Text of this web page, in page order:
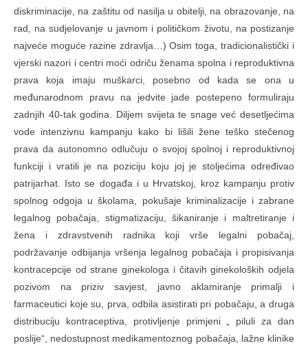
diskriminacije, na zaštitu od nasilja u obitelji, na obrazovanje, na
rad, na sudjelovanje u javnom i političkom životu, na postizanje
najveće moguće razine zdravlja…) Osim toga, tradicionalistički i
vjerski nazori i centri moći odriču ženama spolna i reproduktivna
prava koja imaju muškarci, posebno od kada se ona u
međunarodnom pravu na jedvite jade postepeno formuliraju
zadnjih 40-tak godina. Diljem svijeta te snage već desetljećima
vode intenzivnu kampanju kako bi lišili žene teško stečenog
prava da autonomno odlučuju o svojoj spolnoj i reproduktivnoj
funkciji i vratili je na poziciju koju joj je stoljećima određivao
patrijarhat. Isto se događa i u Hrvatskoj, kroz kampanju protiv
spolnog odgoja u školama, pokušaje kriminalizacije i zabrane
legalnog pobačaja, stigmatizaciju, šikaniranje i maltretiranje i
žena i zdravstvenih radnika koji vrše legalni pobačaj,
podržavanje odbijanja vršenja legalnog pobačaja i propisivanja
kontracepcije od strane ginekologa i čitavih ginekoloških odjela
pozivom na priziv savjest, javno aklamiranje primalji i
farmaceutici koje su, prva, odbila asistirati pri pobačaju, a druga
distribuciju kontraceptiva, protivljenje primjeni „ piluli za dan
poslije“, nedostupnost medikamentoznog pobačaja, lažne klinike